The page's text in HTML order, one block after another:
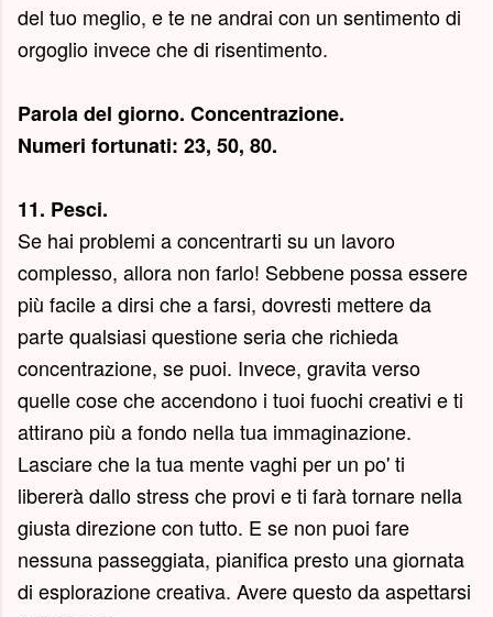
del tuo meglio, e te ne andrai con un sentimento di
orgoglio invece che di risentimento.
Parola del giorno. Concentrazione.
Numeri fortunati: 23, 50, 80.
11. Pesci.
Se hai problemi a concentrarti su un lavoro
complesso, allora non farlo! Sebbene possa essere
più facile a dirsi che a farsi, dovresti mettere da
parte qualsiasi questione seria che richieda
concentrazione, se puoi. Invece, gravita verso
quelle cose che accendono i tuoi fuochi creativi e ti
attirano più a fondo nella tua immaginazione.
Lasciare che la tua mente vaghi per un po' ti
libererà dallo stress che provi e ti farà tornare nella
giusta direzione con tutto. E se non puoi fare
nessuna passeggiata, pianifica presto una giornata
di esplorazione creativa. Avere questo da aspettarsi